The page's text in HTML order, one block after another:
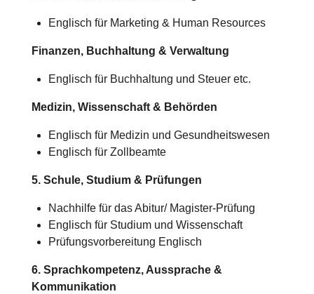
Englisch für Marketing & Human Resources
Finanzen, Buchhaltung & Verwaltung
Englisch für Buchhaltung und Steuer etc.
Medizin, Wissenschaft & Behörden
Englisch für Medizin und Gesundheitswesen
Englisch für Zollbeamte
5. Schule, Studium & Prüfungen
Nachhilfe für das Abitur/ Magister-Prüfung
Englisch für Studium und Wissenschaft
Prüfungsvorbereitung Englisch
6. Sprachkompetenz, Aussprache &
Kommunikation